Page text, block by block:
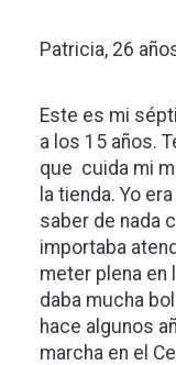
Patricia, 26
Este es mi
a los 15 años.
que cuida mi
la tienda. Yo
saber de nada
importaba
meter plena en
daba mucha
hace algunos
marcha en el